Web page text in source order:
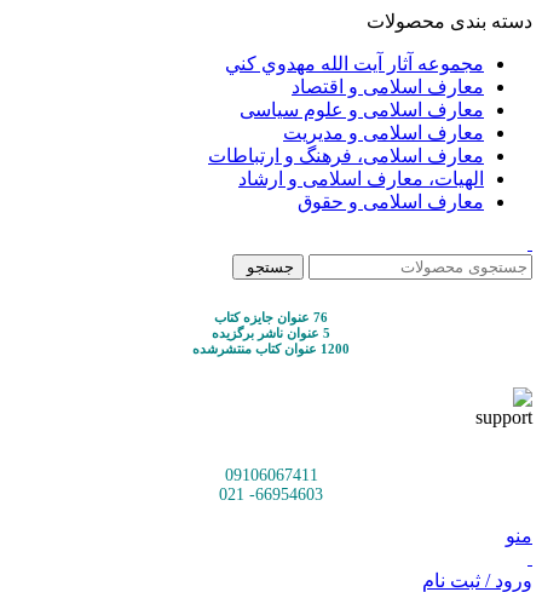
دسته بندی محصولات
مجموعه آثار آيت الله مهدوي كني
معارف اسلامی و اقتصاد
معارف اسلامی و علوم سیاسی
معارف اسلامی و مدیریت
معارف اسلامی، فرهنگ و ارتباطات
الهیات، معارف اسلامی و ارشاد
معارف اسلامی و حقوق
جستجو
76 عنوان جایزه کتاب
5 عنوان ناشر برگزیده
1200 عنوان کتاب منتشرشده
09106067411
66954603- 021
منو
ورود / ثبت نام